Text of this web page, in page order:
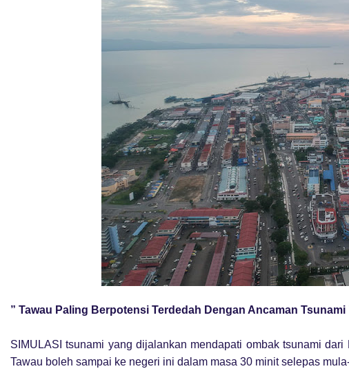
” Tawau Paling Berpotensi Terdedah Dengan Ancaman Tsunami
SIMULASI tsunami yang dijalankan mendapati ombak tsunami
Tawau boleh sampai ke negeri ini dalam masa 30 minit selepas